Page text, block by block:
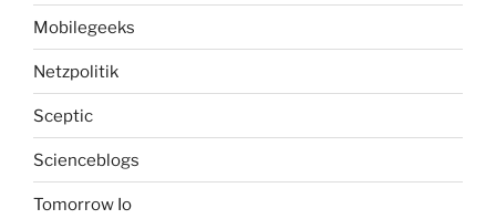
Mobilegeeks
Netzpolitik
Sceptic
Scienceblogs
Tomorrow Io